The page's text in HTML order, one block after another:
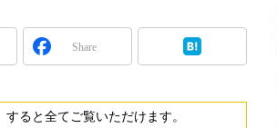
Share
すると全てご覧いただけます。